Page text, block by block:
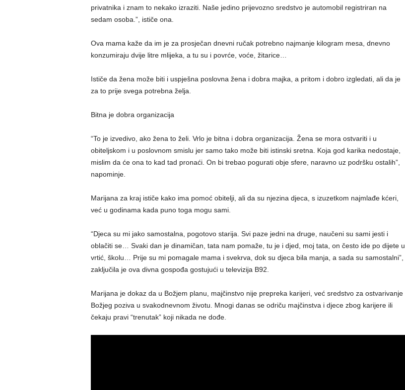
privatnika i znam to nekako izraziti. Naše jedino prijevozno sredstvo je automobil registriran na
sedam osoba.”, ističe ona.
Ova mama kaže da im je za prosječan dnevni ručak potrebno najmanje kilogram mesa, dnevno
konzumiraju dvije litre mlijeka, a tu su i povrće, voće, žitarice…
Ističe da žena može biti i uspješna poslovna žena i dobra majka, a pritom i dobro izgledati, ali da je
za to prije svega potrebna želja.
Bitna je dobra organizacija
“To je izvedivo, ako žena to želi. Vrlo je bitna i dobra organizacija. Žena se mora ostvariti i u
obiteljskom i u poslovnom smislu jer samo tako može biti istinski sretna. Koja god karika nedostaje,
mislim da će ona to kad tad pronaći. On bi trebao pogurati obje sfere, naravno uz podršku ostalih”,
napominje.
Marijana za kraj ističe kako ima pomoć obitelji, ali da su njezina djeca, s izuzetkom najmlađe kćeri,
već u godinama kada puno toga mogu sami.
“Djeca su mi jako samostalna, pogotovo starija. Svi paze jedni na druge, naučeni su sami jesti i
oblačiti se… Svaki dan je dinamičan, tata nam pomaže, tu je i djed, moj tata, on često ide po dijete u
vrtić, školu… Prije su mi pomagale mama i svekrva, dok su djeca bila manja, a sada su samostalni”,
zaključila je ova divna gospođa gostujući u televizija B92.
Marijana je dokaz da u Božjem planu, majčinstvo nije prepreka karijeri, već sredstvo za ostvarivanje
Božjeg poziva u svakodnevnom životu. Mnogi danas se odriču majčinstva i djece zbog karijere ili
čekaju pravi “trenutak” koji nikada ne dođe.